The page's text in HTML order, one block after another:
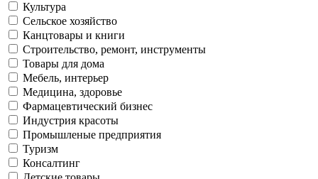
Культура
Сельское хозяйство
Канцтовары и книги
Строительство, ремонт, инструменты
Товары для дома
Мебель, интерьер
Медицина, здоровье
Фармацевтический бизнес
Индустрия красоты
Промышленые предприятия
Туризм
Консалтинг